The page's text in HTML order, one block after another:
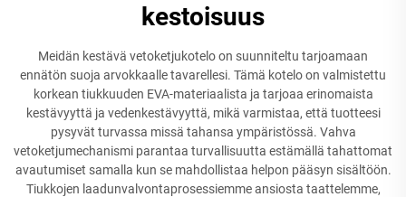
kestoisuus
Meidän kestävä vetoketjukotelo on suunniteltu tarjoamaan
ennätön suoja arvokkaalle tavarellesi. Tämä kotelo on valmistettu
korkean tiukkuuden EVA-materiaalista ja tarjoaa erinomaista
kestävyyttä ja vedenkestävyyttä, mikä varmistaa, että tuotteesi
pysyvät turvassa missä tahansa ympäristössä. Vahva
vetoketjumechanismi parantaa turvallisuutta estämällä tahattomat
avautumiset samalla kun se mahdollistaa helpon pääsyn sisältöön.
Tiukkojen laadunvalvontaprosessiemme ansiosta taattelemme,